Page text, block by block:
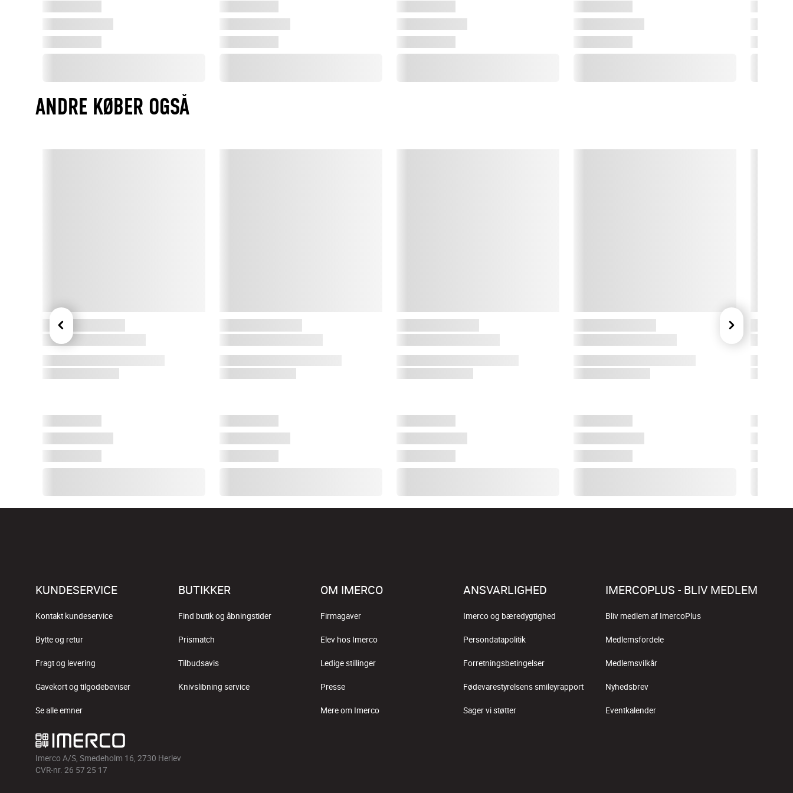
ANDRE KØBER OGSÅ
KUNDESERVICE
Kontakt kundeservice
Bytte og retur
Fragt og levering
Gavekort og tilgodebeviser
Se alle emner
BUTIKKER
Find butik og åbningstider
Prismatch
Tilbudsavis
Knivslibning service
OM IMERCO
Firmagaver
Elev hos Imerco
Ledige stillinger
Presse
Mere om Imerco
ANSVARLIGHED
Imerco og bæredygtighed
Persondatapolitik
Forretningsbetingelser
Fødevarestyrelsens smileyrapport
Sager vi støtter
IMERCOPLUS - BLIV MEDLEM
Bliv medlem af ImercoPlus
Medlemsfordele
Medlemsvilkår
Nyhedsbrev
Eventkalender
Imerco A/S, Smedeholm 16, 2730 Herlev
CVR-nr. 26 57 25 17